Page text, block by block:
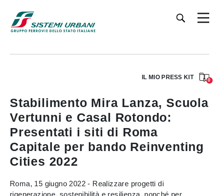
IL MIO PRESS KIT 0
Stabilimento Mira Lanza, Scuola
Vertunni e Casal Rotondo:
Presentati i siti di Roma
Capitale per bando Reinventing
Cities 2022
Roma, 15 giugno 2022 - Realizzare progetti di
rigenerazione, sostenibilità e resilienza, nonché per